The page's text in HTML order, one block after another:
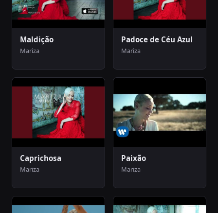
Maldição
Mariza
Padoce de Céu Azul
Mariza
Caprichosa
Mariza
Paixão
Mariza